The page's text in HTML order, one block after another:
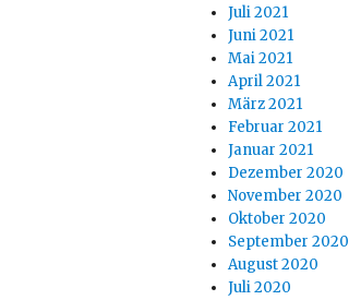
Juli 2021
Juni 2021
Mai 2021
April 2021
März 2021
Februar 2021
Januar 2021
Dezember 2020
November 2020
Oktober 2020
September 2020
August 2020
Juli 2020